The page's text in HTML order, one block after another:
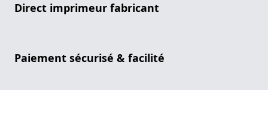
Direct imprimeur fabricant
Paiement sécurisé & facilité